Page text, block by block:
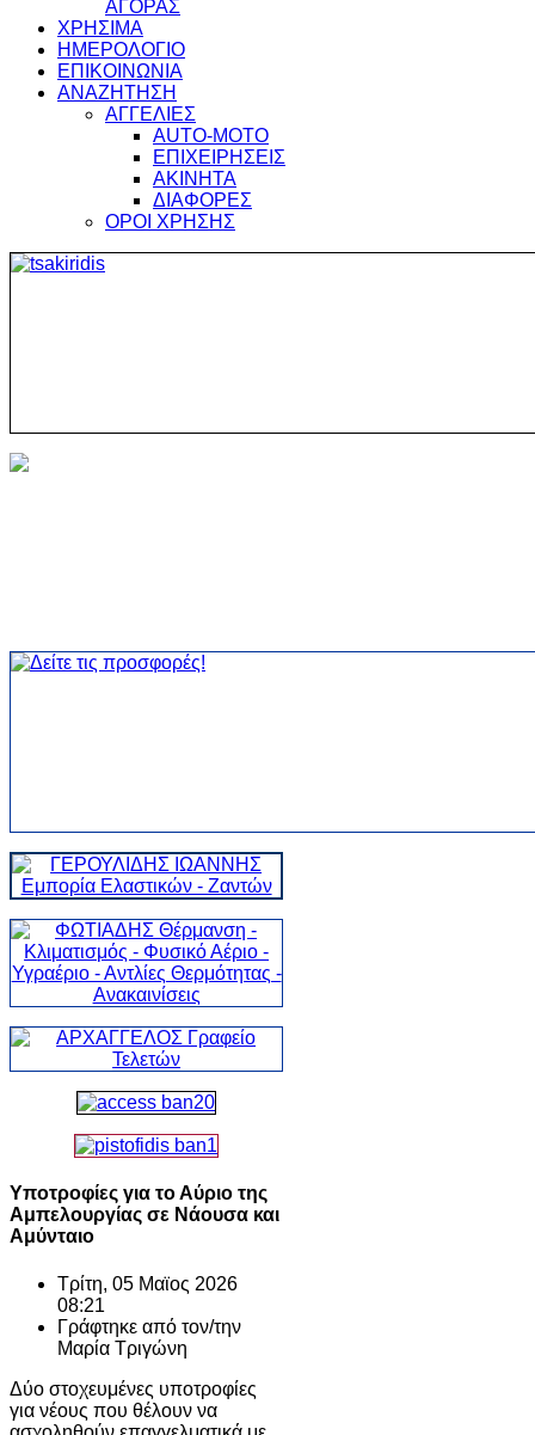
ΑΓΟΡΑΣ
ΧΡΗΣΙΜΑ
ΗΜΕΡΟΛΟΓΙΟ
ΕΠΙΚΟΙΝΩΝΙΑ
ΑΝΑΖΗΤΗΣΗ
ΑΓΓΕΛΙΕΣ
AUTO-MOTO
ΕΠΙΧΕΙΡΗΣΕΙΣ
ΑΚΙΝΗΤΑ
ΔΙΑΦΟΡΕΣ
ΟΡΟΙ ΧΡΗΣΗΣ
Υποτροφίες για το Αύριο της
Αμπελουργίας σε Νάουσα και
Αμύνταιο
Τρίτη, 05 Μαϊος 2026
08:21
Γράφτηκε από τον/την
Μαρία Τριγώνη
Δύο στοχευμένες υποτροφίες
για νέους που θέλουν να